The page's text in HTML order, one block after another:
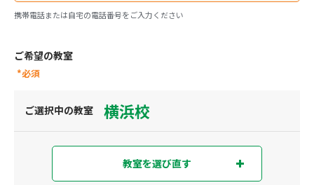
携帯電話または自宅の電話番号をご入力ください
ご希望の教室
*必須
ご選択中の教室 横浜校
教室を選び直す
教室を選び直す